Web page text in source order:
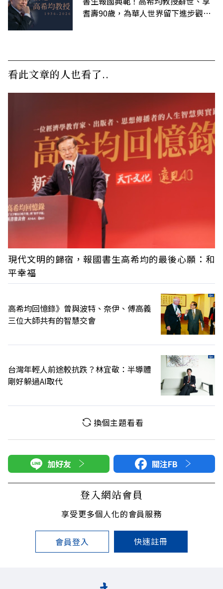
耆壽90歲，為華人世界留下進步觀念
看此文章的人也看了..
現代文明的歸宿，報國書生高希均的最後心願：和
平幸福
高希均回憶錄》曾與波特、奈伊、傅高義
三位大師共有的智慧交會
台灣年輕人前途較抗跌？林宜敬：半導體
剛好躲過AI取代
換個主題看看
加好友 關注FB
登入網站會員
享受更多個人化的會員服務
會員登入 快速註冊